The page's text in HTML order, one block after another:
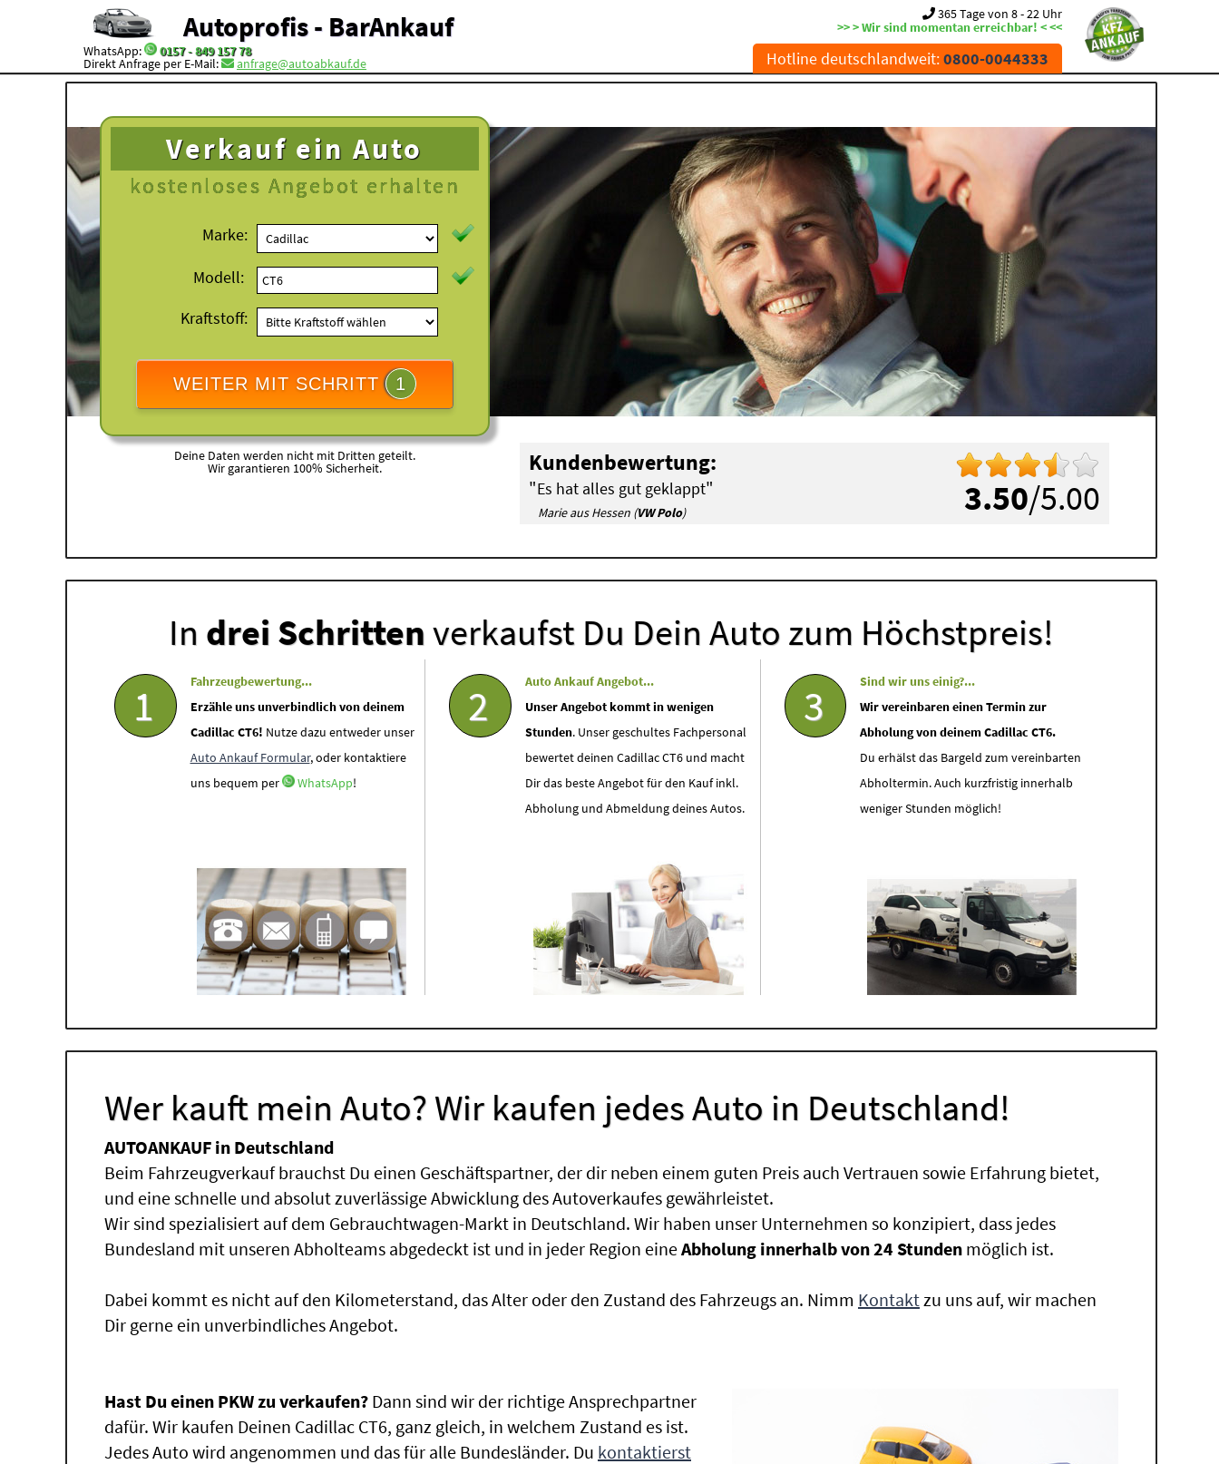
Autoprofis - BarAnkauf
WhatsApp: 0157 - 849 157 78
Direkt Anfrage per E-Mail: anfrage@autoabkauf.de
365 Tage von 8 - 22 Uhr
>> > Wir sind momentan erreichbar! < <<
Hotline deutschlandweit:0800-0044333
Verkauf ein Auto
kostenloses Angebot erhalten
Marke:
Modell:
Kraftstoff:
WEITER MIT SCHRITT 1
Deine Daten werden nicht mit Dritten geteilt.
Wir garantieren 100% Sicherheit.
3.50/5.00
Kundenbewertung:
"Es hat alles gut geklappt"
Marie aus Hessen (VW Polo)
In drei Schrittenverkaufst Du Dein Auto zum Höchstpreis!
1
Fahrzeugbewertung...
Erzähle uns unverbindlich von deinem
Cadillac CT6! Nutze dazu entweder unser
Auto Ankauf Formular, oder kontaktiere
uns bequem per
WhatsApp!
2
Auto Ankauf Angebot...
Unser Angebot kommt in wenigen
Stunden. Unser geschultes Fachpersonal
bewertet deinen Cadillac CT6 und macht
Dir das beste Angebot für den Kauf inkl.
Abholung und Abmeldung deines Autos.
3
Sind wir uns einig?...
Wir vereinbaren einen Termin zur
Abholung von deinem Cadillac CT6.
Du erhälst das Bargeld zum vereinbarten
Abholtermin. Auch kurzfristig innerhalb
weniger Stunden möglich!
Wer kauft mein Auto? Wir kaufen jedes Auto in Deutschland!
AUTOANKAUF in Deutschland
Beim Fahrzeugverkauf brauchst Du einen Geschäftspartner, der dir neben einem guten Preis auch Vertrauen sowie Erfahrung bietet,
und eine schnelle und absolut zuverlässige Abwicklung des Autoverkaufes gewährleistet.
Wir sind spezialisiert auf dem Gebrauchtwagen-Markt in Deutschland. Wir haben unser Unternehmen so konzipiert, dass jedes
Bundesland mit unseren Abholteams abgedeckt ist und in jeder Region eineAbholung innerhalb von 24 Stunden möglich ist.
Dabei kommt es nicht auf den Kilometerstand, das Alter oder den Zustand des Fahrzeugs an. Nimm Kontaktzu uns auf, wir machen
Dir gerne ein unverbindliches Angebot.
Hast Du einen PKW zu verkaufen? Dann sind wir der richtige Ansprechpartner
dafür. Wir kaufen Deinen Cadillac CT6, ganz gleich, in welchem Zustand es ist.
Jedes Auto wird angenommen und das für alle Bundesländer. Du kontaktierst